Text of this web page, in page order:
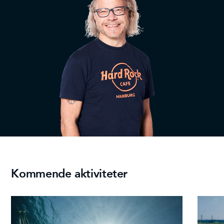
Kommende aktiviteter